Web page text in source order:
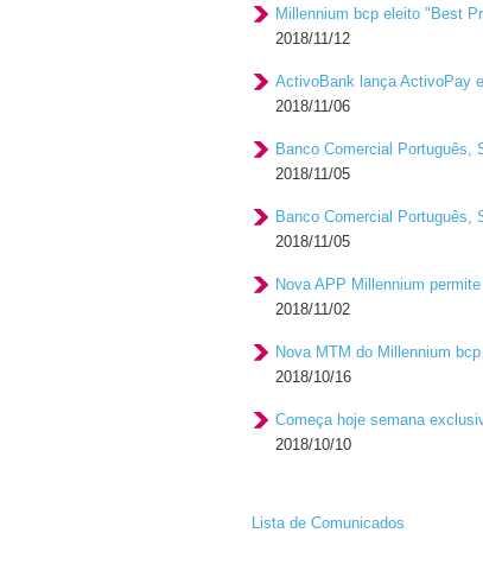
Millennium bcp eleito "Best
2018/11/12
ActivoBank lança ActivoPay
2018/11/06
Banco Comercial Português,
2018/11/05
Banco Comercial Português,
2018/11/05
Nova APP Millennium
2018/11/02
Nova MTM do Millennium
2018/10/16
Começa hoje semana
2018/10/10
Lista de Comunicados